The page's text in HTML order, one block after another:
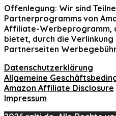
Offenlegung: Wir sind
Partnerprogramms von
Affiliate-Werbeprogramm,
bietet, durch die Verlinkung
Partnerseiten
Datenschutzerklärung
Allgemeine
Amazon Affiliate Disclosure
Impressum